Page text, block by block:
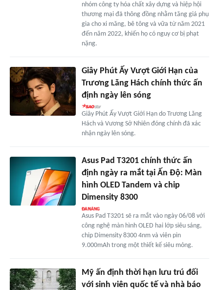
nhóm công ty hóa chất xây dựng và hiệp hội
thương mại đã thông đồng nhằm tăng giá phụ
gia cho xi măng, bê tông và vữa từ năm 2021
đến năm 2022, khiến họ có nguy cơ bị phạt
nặng.
Giây Phút Ấy Vượt Giới Hạn của
Trương Lăng Hách chính thức ấn
định ngày lên sóng
Giây Phút Ấy Vượt Giới Hạn do Trương Lăng
Hách và Vương Sở Nhiên đóng chính đã xác
nhận ngày lên sóng.
Asus Pad T3201 chính thức ấn
định ngày ra mắt tại Ấn Độ: Màn
hình OLED Tandem và chip
Dimensity 8300
Asus Pad T3201 sẽ ra mắt vào ngày 06/08 với
công nghệ màn hình OLED hai lớp siêu sáng,
chip Dimensity 8300 4nm và viên pin
9.000mAh trong một thiết kế siêu mỏng.
Mỹ ấn định thời hạn lưu trú đối
với sinh viên quốc tế và nhà báo